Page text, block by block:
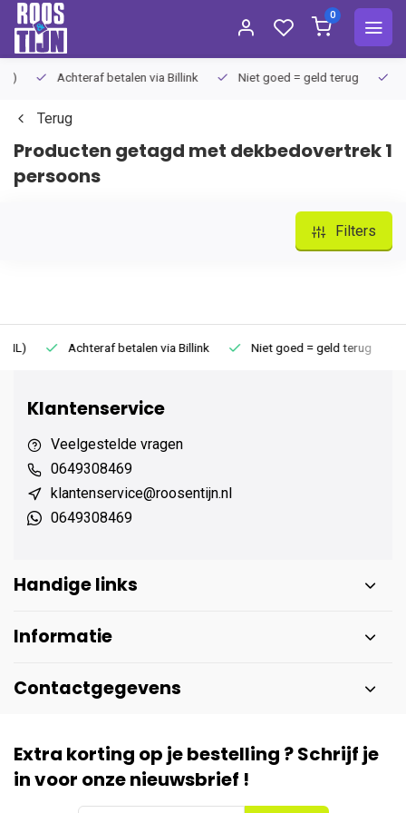
0
Achteraf betalen via Billink Niet goed = geld terug
Terug
Producten getagd met dekbedovertrek 1
persoons
Filters
Achteraf betalen via Billink Niet goed = geld terug
Klantenservice
Veelgestelde vragen
0649308469
klantenservice@roosentijn.nl
0649308469
Handige links
Informatie
Contactgegevens
Extra korting op je bestelling ? Schrijf je
in voor onze nieuwsbrief !